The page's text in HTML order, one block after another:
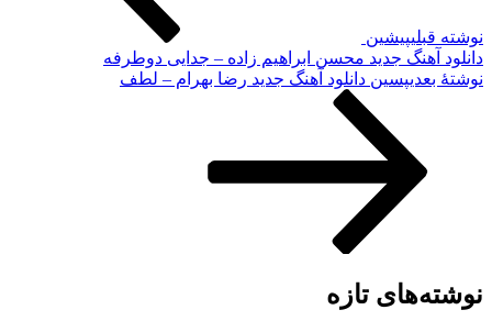
نوشته قبلیپیشین
دانلود آهنگ جدید محسن ابراهیم زاده – جدایی دوطرفه
نوشته‌ٔ بعدیپسین دانلود آهنگ جدید رضا بهرام – لطف
نوشته‌های تازه